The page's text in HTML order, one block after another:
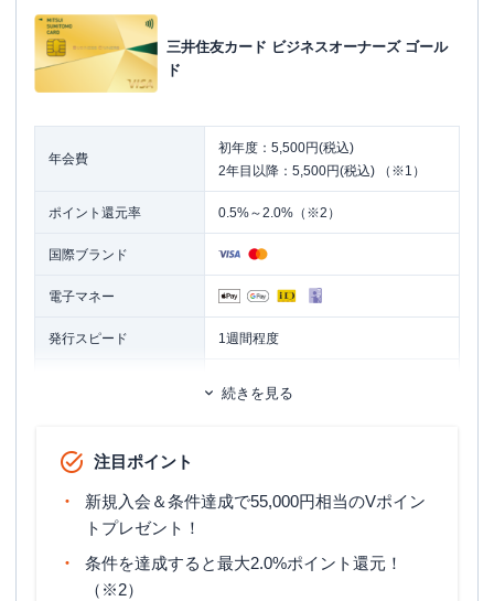
三井住友カード ビジネスオーナーズ ゴール
ド
年会費
初年度：5,500円(税込)
2年目以降：5,500円(税込) （※1）
ポイント還元率 0.5%～2.0%（※2）
国際ブランド
電子マネー
発行スピード 1週間程度
ETCカード年会費
ETCカード発行期間 2週間程度
続きを見る
注目ポイント
新規入会＆条件達成で55,000円相当のVポイン
トプレゼント！
条件を達成すると最大2.0%ポイント還元！
（※2）